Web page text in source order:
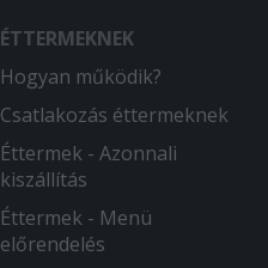
ÉTTERMEKNEK
Hogyan működik?
Csatlakozás éttermeknek
Éttermek - Azonnali
kiszállítás
Éttermek - Menü
előrendelés